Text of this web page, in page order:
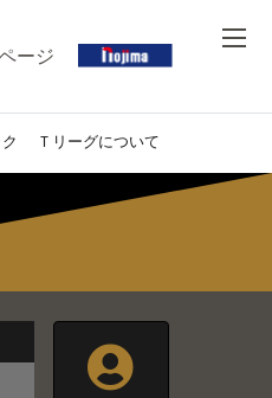
ージ
Ｔリーグについて